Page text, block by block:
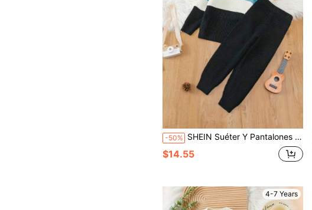
-50% SHEIN Suéter Y Pantalones De Punto Para Niño De Bloques De Color
$14.55
4-7 Years